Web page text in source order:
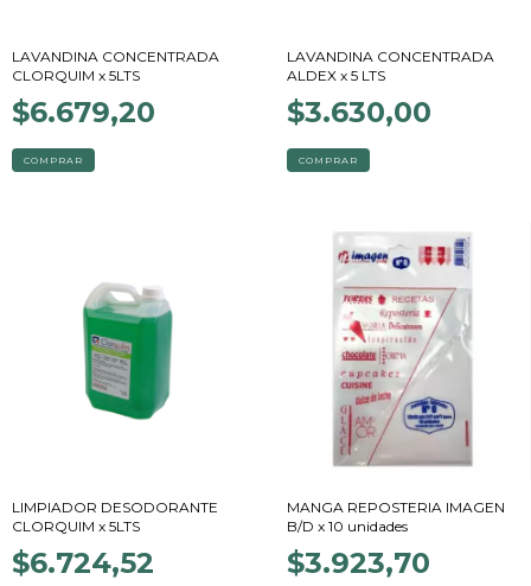
LAVANDINA CONCENTRADA
CLORQUIM x 5LTS
$6.679,20
LAVANDINA CONCENTRADA
ALDEX x 5 LTS
$3.630,00
LIMPIADOR DESODORANTE
CLORQUIM x 5LTS
$6.724,52
MANGA REPOSTERIA IMAGEN
B/D x 10 unidades
$3.923,70